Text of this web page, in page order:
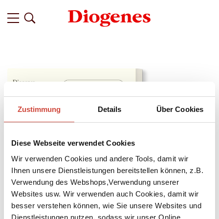
Zustimmung Details Über Cookies
Diese Webseite verwendet Cookies
Wir verwenden Cookies und andere Tools, damit wir
Ihnen unsere Dienstleistungen bereitstellen können, z.B.
Verwendung des Webshops,Verwendung unserer
Websites usw. Wir verwenden auch Cookies, damit wir
besser verstehen können, wie Sie unsere Websites und
Dienstleistungen nutzen, sodass wir unser Online
Download Bilddatei ↘